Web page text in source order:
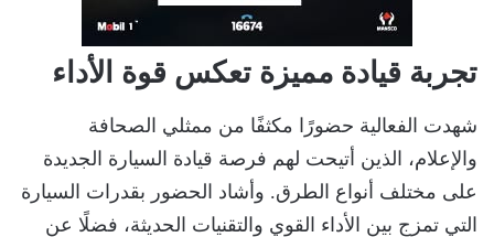
تجربة قيادة مميزة تعكس قوة الأداء
شهدت الفعالية حضورًا مكثفًا من ممثلي الصحافة
والإعلام، الذين أتيحت لهم فرصة قيادة السيارة الجديدة
على مختلف أنواع الطرق. وأشاد الحضور بقدرات السيارة
التي تمزج بين الأداء القوي والتقنيات الحديثة، فضلًا عن